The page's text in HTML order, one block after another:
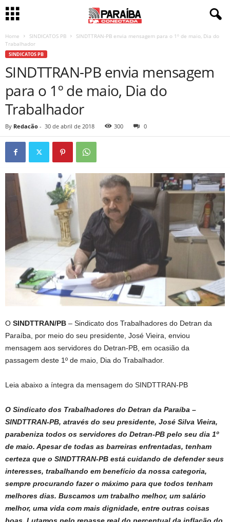
Home SINDICATOS PB
SINDTTRAN-PB envia mensagem para o 1º de maio, Dia do
Trabalhador
SINDICATOS PB
SINDTTRAN-PB envia mensagem
para o 1º de maio, Dia do
Trabalhador
By Redacão - 30 de abril de 2018 300 0
O SINDTTRAN/PB – Sindicato dos Trabalhadores do Detran da
Paraíba, por meio do seu presidente, José Vieira, enviou
mensagem aos servidores do Detran-PB, em ocasião da
passagem deste 1º de maio, Dia do Trabalhador.
Leia abaixo a íntegra da mensagem do SINDTTRAN-PB
O Sindicato dos Trabalhadores do Detran da Paraíba –
SINDTTRAN-PB, através do seu presidente, José Silva Vieira,
parabeniza todos os servidores do Detran-PB pelo seu dia 1º
de maio. Apesar de todas as barreiras enfrentadas, tenham
certeza que o SINDTTRAN-PB está cuidando de defender seus
interesses, trabalhando em benefício da nossa categoria,
sempre procurando fazer o máximo para que todos tenham
melhores dias. Buscamos um trabalho melhor, um salário
melhor, uma vida com mais dignidade, entre outras coisas
boas. Lutamos pelo repasse real do percentual da inflação do